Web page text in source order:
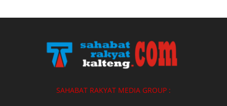
SAHABAT RAKYAT MEDIA GROUP :